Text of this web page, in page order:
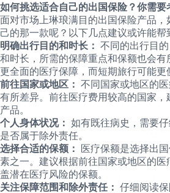
如何挑选适合自己的出国保险？你需要
面对市场上琳琅满目的出国保险产品，
己的那一款呢？以下几点建议或许能帮
明确出行目的和时长： 不同的出行目的
和时长，所需的保障重点和保额也会
更全面的医疗保障，而短期旅行可能更
前往国家或地区： 不同国家或地区的
有所差异。前往医疗费用较高的国家
产品。
个人身体状况： 如有既往病史，需要
是否属于除外责任。
选择合适的保额：
医疗保额是选择出
素之一。建议根据前往国家或地区的
盖潜在医疗风险的保额。
关注保障范围和除外责任： 仔细阅读